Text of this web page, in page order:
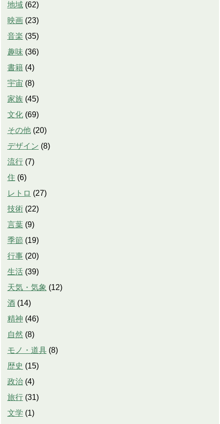
地域 (62)
映画 (23)
音楽 (35)
趣味 (36)
書籍 (4)
宇宙 (8)
家族 (45)
文化 (69)
その他 (20)
デザイン (8)
流行 (7)
住 (6)
レトロ (27)
技術 (22)
言葉 (9)
季節 (19)
行事 (20)
生活 (39)
天気・気象 (12)
酒 (14)
精神 (46)
自然 (8)
モノ・道具 (8)
歴史 (15)
政治 (4)
旅行 (31)
文学 (1)